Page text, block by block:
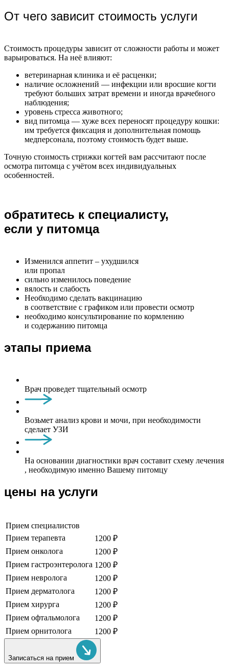
От чего зависит стоимость услуги
Стоимость процедуры зависит от сложности работы и может
варьироваться. На неё влияют:
ветеринарная клиника и её расценки;
наличие осложнений — инфекции или вросшие когти
требуют больших затрат времени и иногда врачебного
наблюдения;
уровень стресса животного;
вид питомца — хуже всех переносят процедуру кошки:
им требуется фиксация и дополнительная помощь
медперсонала, поэтому стоимость будет выше.
Точную стоимость стрижки когтей вам рассчитают после
осмотра питомца с учётом всех индивидуальных
особенностей.
обратитесь к специалисту,
если у питомца
Изменился аппетит – ухудшился
или пропал
сильно изменилось поведение
вялость и слабость
Необходимо сделать вакцинацию
в соответствие с графиком или провести осмотр
необходимо консультирование по кормлению
и содержанию питомца
этапы приема
Врач проведет тщательный осмотр
Возьмет анализ крови и мочи, при необходимости
сделает УЗИ
На основании диагностики врач составит схему лечения
, необходимую именно Вашему питомцу
цены на услуги
Прием специалистов
Прием терапевта
1200 ₽
Прием онколога
1200 ₽
Прием гастроэнтеролога 1200 ₽
Прием невролога
1200 ₽
Прием дерматолога
1200 ₽
Прием хирурга
1200 ₽
Прием офтальмолога
1200 ₽
Прием орнитолога
1200 ₽
Записаться на прием